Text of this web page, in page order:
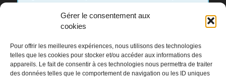
Gérer le consentement aux
cookies
Pour offrir les meilleures expériences, nous utilisons des technologies
telles que les cookies pour stocker et/ou accéder aux informations des
appareils. Le fait de consentir à ces technologies nous permettra de traiter
des données telles que le comportement de navigation ou les ID uniques
soutien permet de continuer à développer de nouvelles
Soutenir LaZwalla
Merci de tout cœur 💛